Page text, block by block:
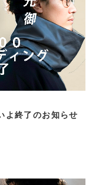
終了のお知らせ